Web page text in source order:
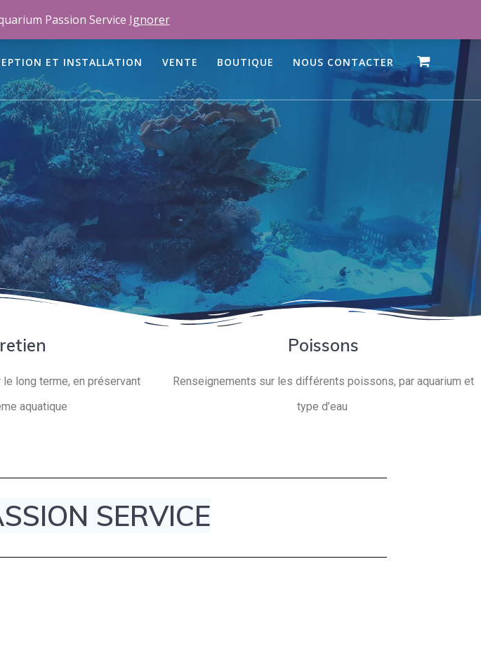
ET INSTALLATION VENTE BOUTIQUE NOUS CONTACTER
le long terme, en préservant
aquatique
Poissons
Renseignements sur les différents poissons, par aquarium et
type d’eau
SERVICE
Passion Service Ignorer